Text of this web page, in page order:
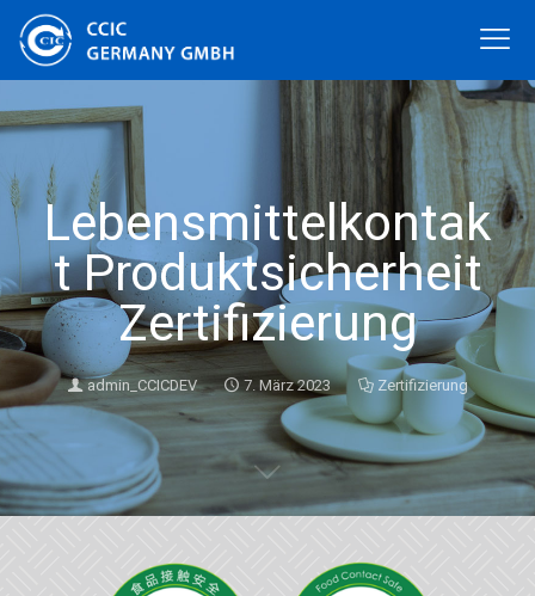
Lebensmittelkontak
t Produktsicherheit
Zertifizierung
admin_CCICDEV 7. März 2023 Zertifizierung